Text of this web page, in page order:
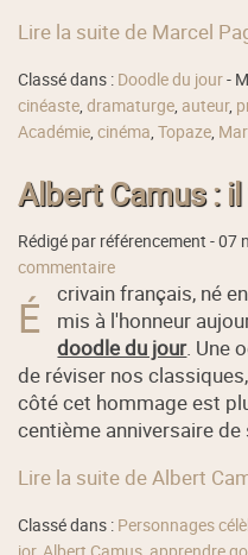
Lire la suite de Marcel
Classé dans : Doodle du jour-
cinéaste,dramaturge, auteur,
Académie,cinéma,Topaze,
Albert Camus :
Rédigé par référencement -07
commentaire
É crivain français, né
mis à l'honneur
doodle du jour. Une
de réviser nos
côté cet hommage est
centième anniversaire de
Lire la suite de Albert
Classé dans : Personnages